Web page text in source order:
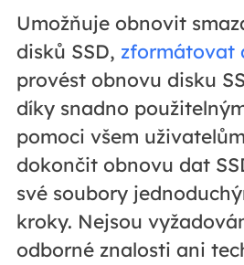
Umožňuje obnovit
disků SSD, zformátovat
provést obnovu disku
díky snadno
pomoci všem
dokončit obnovu dat
své soubory
kroky. Nejsou
odborné znalosti ani